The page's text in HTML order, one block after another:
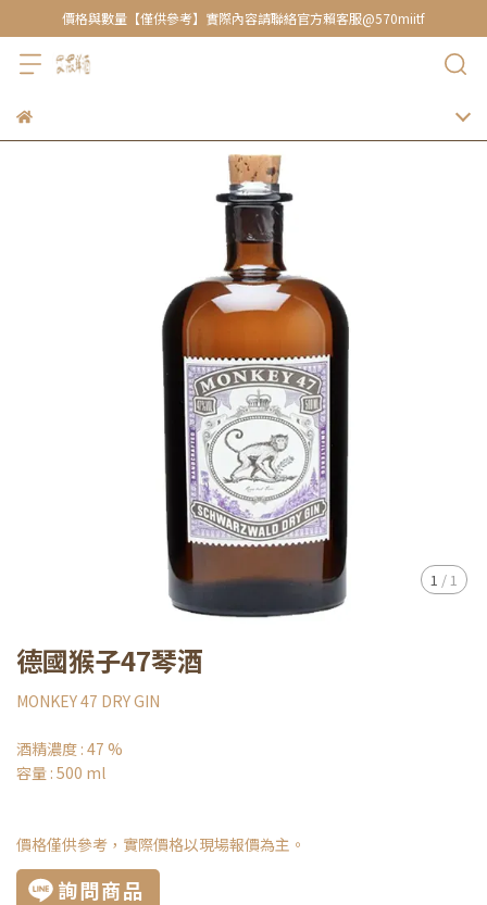
價格與數量【僅供參考】實際內容請聯絡官方賴客服@570miitf
1 / 1
德國猴子47琴酒
MONKEY 47 DRY GIN
酒精濃度 : 47 %
容量 : 500 ml
價格僅供參考，實際價格以現場報價為主。
詢問商品